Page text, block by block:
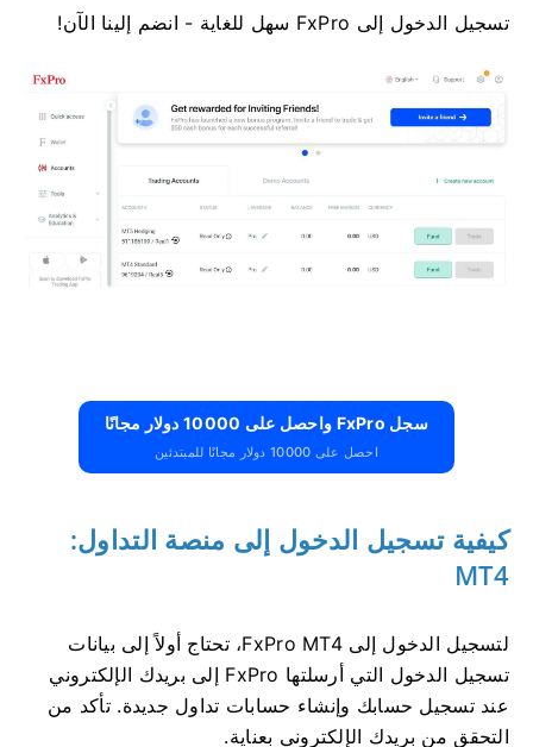
تسجيل الدخول إلى FxPro سهل للغاية - انضم إلينا الآن!
سجل FxPro واحصل على 10000 دولار مجانًا
احصل على 10000 دولار مجانًا للمبتدئين
كيفية تسجيل الدخول إلى منصة التداول:
MT4
لتسجيل الدخول إلى FxPro MT4، تحتاج أولاً إلى بيانات
تسجيل الدخول التي أرسلتها FxPro إلى بريدك الإلكتروني
عند تسجيل حسابك وإنشاء حسابات تداول جديدة. تأكد من
التحقق من بريدك الإلكتروني بعناية.